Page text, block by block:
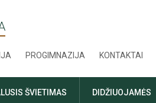
PROGIMNAZIJA KONTAKTAI
ŠVIETIMAS DIDŽIUOJAMĖS